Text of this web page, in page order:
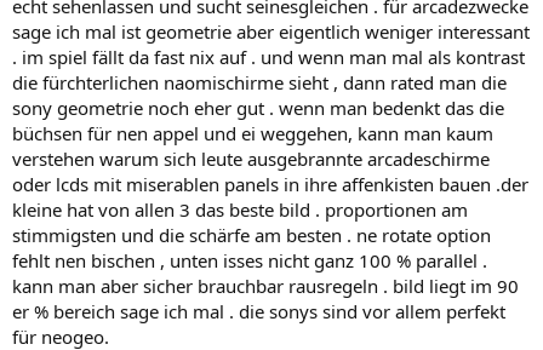
echt sehenlassen und sucht seinesgleichen . für arcadezwecke
sage ich mal ist geometrie aber eigentlich weniger interessant
. im spiel fällt da fast nix auf . und wenn man mal als kontrast
die fürchterlichen naomischirme sieht , dann rated man die
sony geometrie noch eher gut . wenn man bedenkt das die
büchsen für nen appel und ei weggehen, kann man kaum
verstehen warum sich leute ausgebrannte arcadeschirme
oder lcds mit miserablen panels in ihre affenkisten bauen .der
kleine hat von allen 3 das beste bild . proportionen am
stimmigsten und die schärfe am besten . ne rotate option
fehlt nen bischen , unten isses nicht ganz 100 % parallel .
kann man aber sicher brauchbar rausregeln . bild liegt im 90
er % bereich sage ich mal . die sonys sind vor allem perfekt
für neogeo.